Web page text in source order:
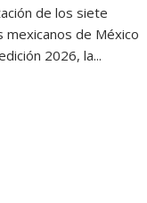
de los siete
mexicanos de México
2026, la...